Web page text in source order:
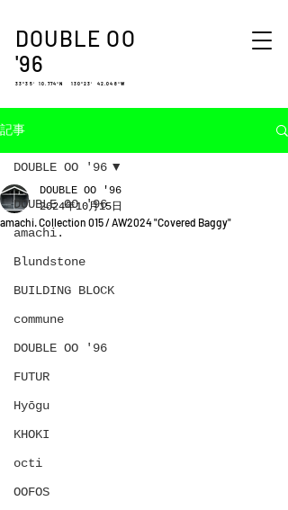
DOUBLE OO
'96
33°35′ 10.774″N 130°23′ 42.048″W
記事
DOUBLE OO '96
amachi.
Blundstone
BUILDING BLOCK
commune
DOUBLE OO '96
FUTUR
Hyōgu
KHOKI
octi
OOFOS
DOUBLE OO '96
amachi. Collection 015 / AW2024 "Covered Baggy"
DOUBLE OO '96
2024年10月15日